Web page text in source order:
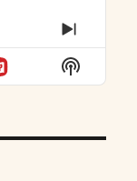
NEXT
Show
Podcast